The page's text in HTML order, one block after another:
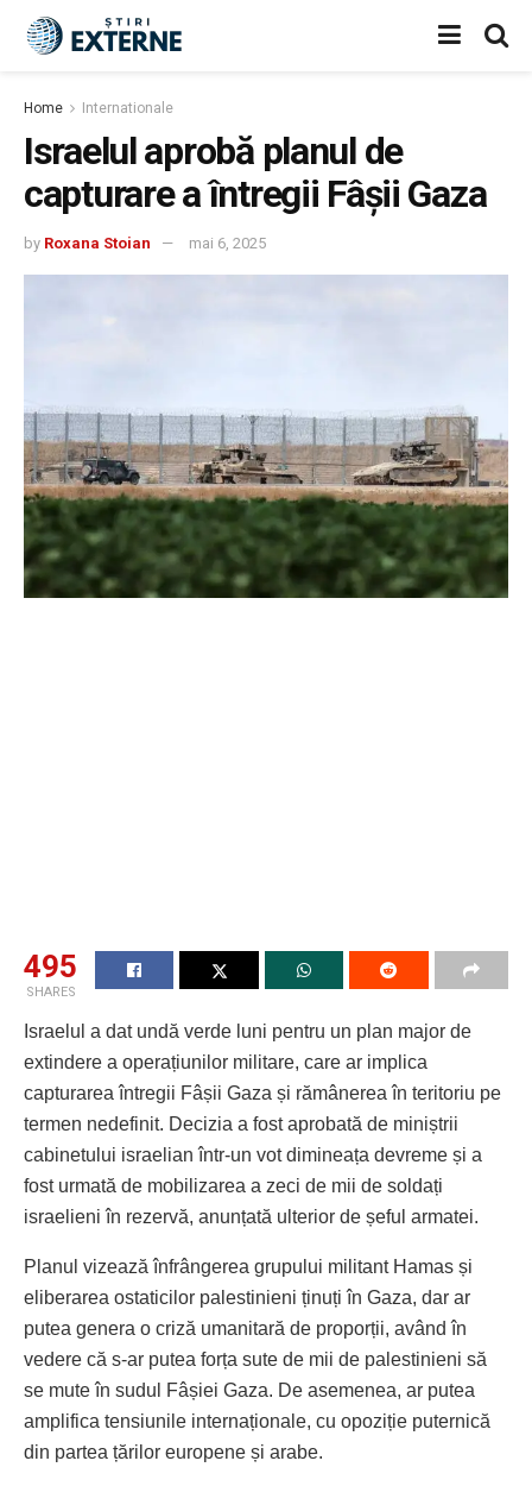
Home Internationale
Israelul aprobă planul de
capturare a întregii Fâșii Gaza
by Roxana Stoian mai 6, 2025
495
SHARES
Israelul a dat undă verde luni pentru un plan major de
extindere a operațiunilor militare, care ar implica
capturarea întregii Fâșii Gaza și rămânerea în teritoriu pe
termen nedefinit. Decizia a fost aprobată de miniștrii
cabinetului israelian într-un vot dimineața devreme și a
fost urmată de mobilizarea a zeci de mii de soldați
israelieni în rezervă, anunțată ulterior de șeful armatei.
Planul vizează înfrângerea grupului militant Hamas și
eliberarea ostaticilor palestinieni ținuți în Gaza, dar ar
putea genera o criză umanitară de proporții, având în
vedere că s-ar putea forța sute de mii de palestinieni să
se mute în sudul Fâșiei Gaza. De asemenea, ar putea
amplifica tensiunile internaționale, cu opoziție puternică
din partea țărilor europene și arabe.